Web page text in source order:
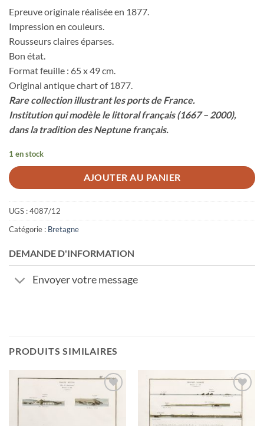
Epreuve originale réalisée en 1877.
Impression en couleurs.
Rousseurs claires éparses.
Bon état.
Format feuille : 65 x 49 cm.
Original antique chart of 1877.
Rare collection illustrant les ports de France.
Institution qui modèle le littoral français (1667 – 2000),
dans la tradition des Neptune français.
1 en stock
AJOUTER AU PANIER
UGS :4087/12
Catégorie : Bretagne
DEMANDE D'INFORMATION
Envoyer votre message
PRODUITS SIMILAIRES
Ajouter
à la
wishlist